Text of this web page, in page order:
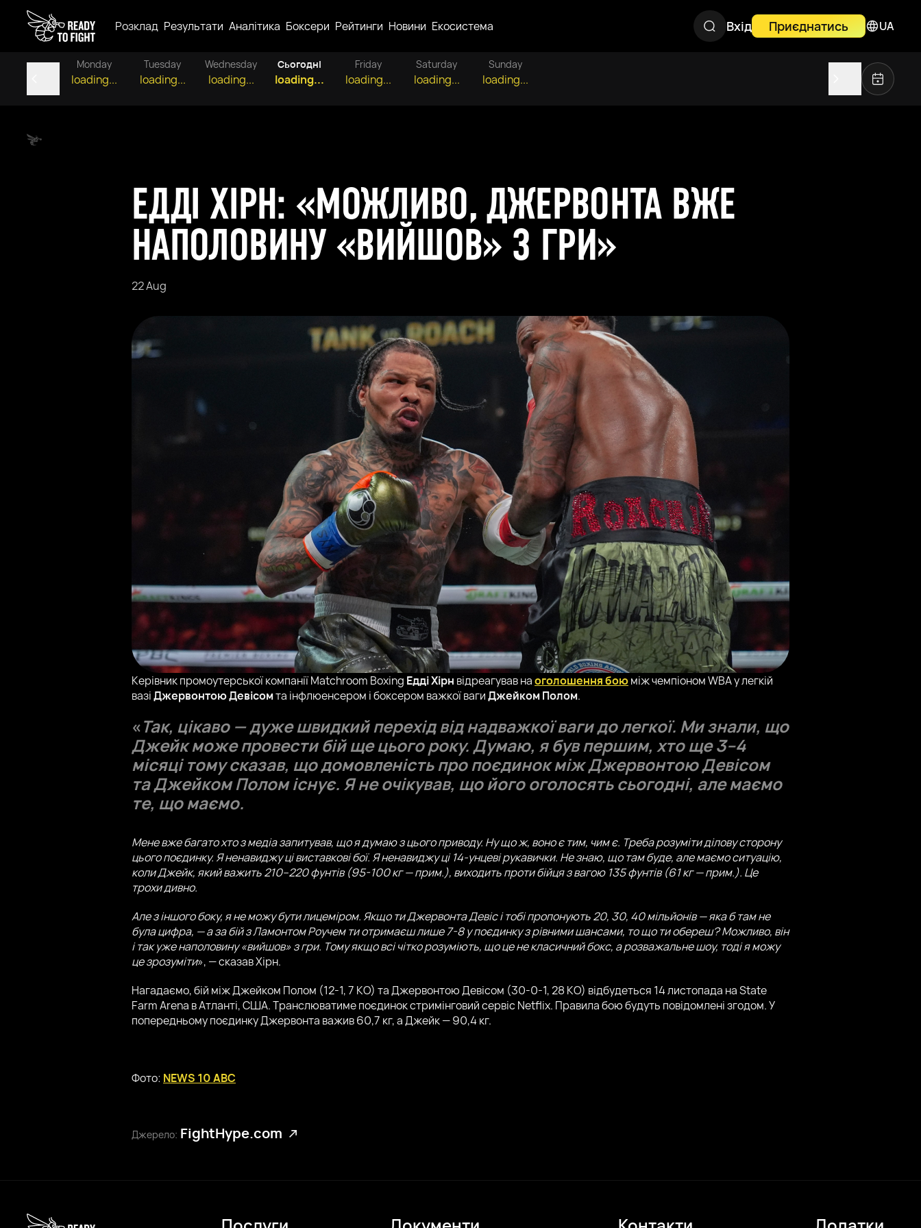
Розклад Результати Аналітика Боксери Рейтинги Новини Екосистема Вхід Приєднатись UA
Monday
loading...
Tuesday
loading...
Wednesday
loading...
Сьогодні
loading...
Friday
loading...
Saturday
loading...
Sunday
loading...
ЕДДІ ХІРН: «МОЖЛИВО, ДЖЕРВОНТА ВЖЕ
НАПОЛОВИНУ «ВИЙШОВ» З ГРИ»
22 Aug
Керівник промоутерської компанії Matchroom Boxing Едді Хірн відреагував наоголошення боюміж чемпіоном WBA у легкій
вазіДжервонтою Девісомта інфлюенсером і боксером важкої вагиДжейком Полом.
«Так, цікаво — дуже швидкий перехід від надважкої ваги до легкої. Ми знали, що
Джейк може провести бій ще цього року. Думаю, я був першим, хто ще 3–4
місяці тому сказав, що домовленість про поєдинок між Джервонтою Девісом
та Джейком Полом існує. Я не очікував, що його оголосять сьогодні, але маємо
те, що маємо.
Мене вже багато хто з медіа запитував, що я думаю з цього приводу. Ну що ж, воно є тим, чим є. Треба розуміти ділову сторону
цього поєдинку. Я ненавиджу ці виставкові бої. Я ненавиджу ці 14-унцеві рукавички. Не знаю, що там буде, але маємо ситуацію,
коли Джейк, який важить 210–220 фунтів (95-100 кг — прим.), виходить проти бійця з вагою 135 фунтів (61 кг — прим.). Це
трохи дивно.
Але з іншого боку, я не можу бути лицеміром. Якщо ти Джервонта Девіс і тобі пропонують 20, 30, 40 мільйонів — яка б там не
була цифра, — а за бій з Ламонтом Роучем ти отримаєш лише 7-8 у поєдинку з рівними шансами, то що ти обереш? Можливо, він
і так уже наполовину «вийшов» з гри. Тому якщо всі чітко розуміють, що це не класичний бокс, а розважальне шоу, тоді я можу
це зрозуміти», — сказав Хірн.
Нагадаємо, бій між Джейком Полом (12-1, 7 КО) та Джервонтою Девісом (30-0-1, 28 КО) відбудеться 14 листопада на State
Farm Arena в Атланті, США. Транслюватиме поєдинок стримінговий сервіс Netflix. Правила бою будуть повідомлені згодом. У
попередньому поєдинку Джервонта важив 60,7 кг, а Джейк — 90,4 кг.
Фото: NEWS 10 ABC
Джерело: FightHype.com